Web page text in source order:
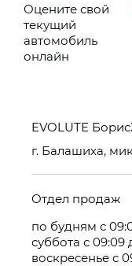
Оцените свой
текущий
автомобиль
онлайн
EVOLUTE
г. Балашиха,
Отдел продаж
по будням с
суббота с 09:09
воскресенье с